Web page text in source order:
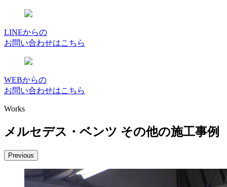
LINEからの
お問い合わせはこちら
WEBからの
お問い合わせはこちら
Works
メルセデス・ベンツ その他の施工事例
Previous